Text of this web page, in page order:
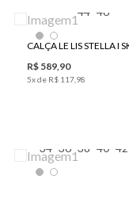
44 46
R$ 589,90
5x de R$ 117 98
34 36 38 40 42